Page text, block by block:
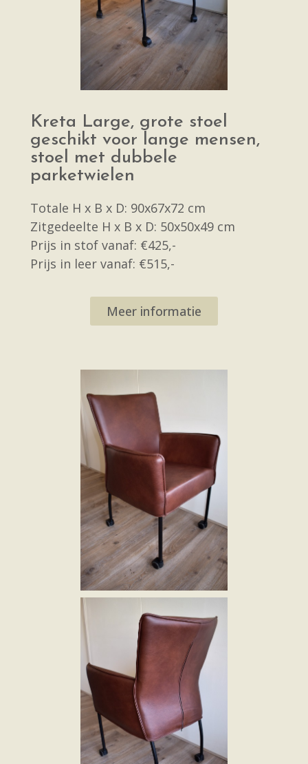
Kreta Large, grote stoel
geschikt voor lange mensen,
stoel met dubbele
parketwielen
Totale H x B x D: 90x67x72 cm
Zitgedeelte H x B x D: 50x50x49 cm
Prijs in stof vanaf: €425,-
Prijs in leer vanaf: €515,-
Meer informatie